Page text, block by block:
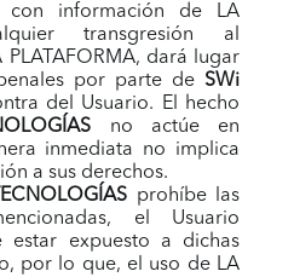
información de LA
transgresión al
dará lugar
por parte de SWi
del Usuario. El hecho
no actúe en
inmediata no implica
a sus derechos.
prohíbe las
el Usuario
estar expuesto a dichas
por lo que, el uso de LA